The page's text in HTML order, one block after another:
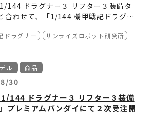
ーツは「笑顔（口閉じ）」「笑顔（口
「はい〜！？」の計3種から選択式。
みの「笑顔（口閉じ）」表情パーツが
。
口閉じ）」「笑顔（口開き）」「は
」表情の3つが付属。
色、彩色済みパーツにより、組み立て
柱付き台座付属。
：PLAMATEA 鴇羽舞衣
7,727円（税抜）
：2026年4月・仕様：組み立て式プラ
：グッドスマイルカンパニー
1/144 ドラグナー３ リフター３装備タ
合わせて、「1/144 機甲戦記ドラグナ
」、「ドラグーン」の地球連合軍の３
側の機体が揃うので、この機会に是非
してみよう。
細・購入についてはこちらから
p-bandai.jp/item/item-10002129
ドラグナー サンライズロボット研究所
ル 商品
30
1/144 ドラグナー３ リフター３装備
プレミアムバンダイにて２次受注開